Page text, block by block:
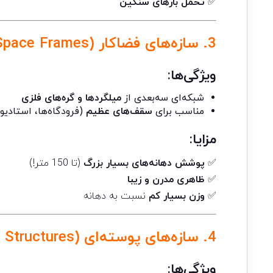
3. سازه‌های فضاکار (Space Frames)
ویژگی‌ها:
شبکه‌ای سه‌بعدی ازمیلگردها و گره‌های فلزی
مناسب برای سقف‌های عظیم (فرودگاه‌ها،
مزایا:
✅ پوشش دهانه‌های بسیار بزرگ (تا 150 متر!)
✅ ظاهری مدرن و زیبا
✅ وزن بسیار کم نسبت به دهانه
4. سازه‌های پوسته‌ای (Shell Structures)